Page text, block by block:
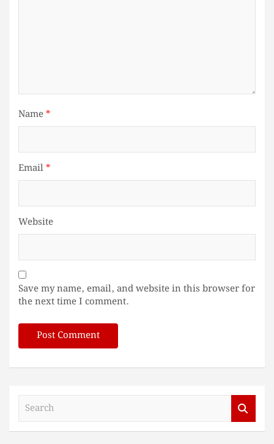
Name*
Email*
Website
Save my name, email, and website in this browser for
the next time I comment.